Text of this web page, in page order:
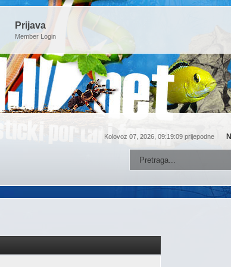
Prijava
Member Login
Kolovoz 07, 2026, 09:19:09 prijepodne